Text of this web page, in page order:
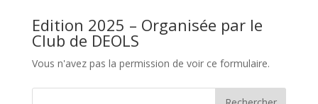
Edition 2025 – Organisée par le
Club de DEOLS
Vous n'avez pas la permission de voir ce formulaire.